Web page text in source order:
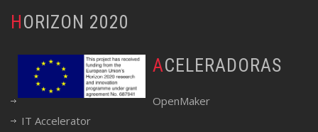
HORIZON 2020
ACELERADORAS
OpenMaker
IT Accelerator